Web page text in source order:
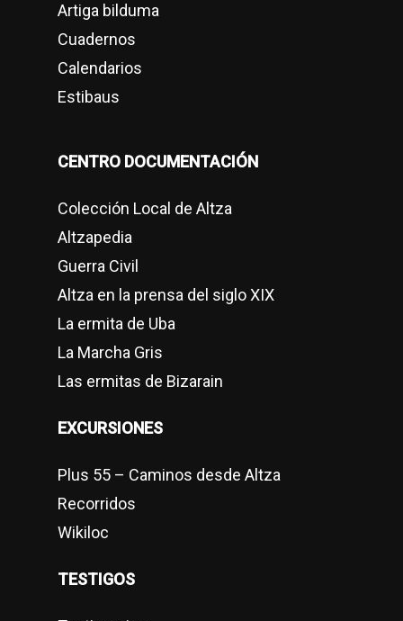
Artiga bilduma
Cuadernos
Calendarios
Estibaus
CENTRO DOCUMENTACIÓN
Colección Local de Altza
Altzapedia
Guerra Civil
Altza en la prensa del siglo XIX
La ermita de Uba
La Marcha Gris
Las ermitas de Bizarain
EXCURSIONES
Plus 55 – Caminos desde Altza
Recorridos
Wikiloc
TESTIGOS